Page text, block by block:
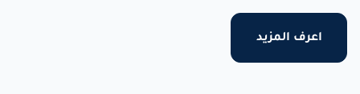
اعرف المزيد